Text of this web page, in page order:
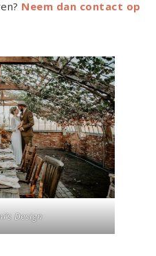
Neem dan contact op
Design